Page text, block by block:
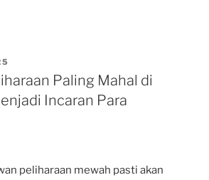
Paling Mahal di
Incaran Para
peliharaan mewah pasti akan